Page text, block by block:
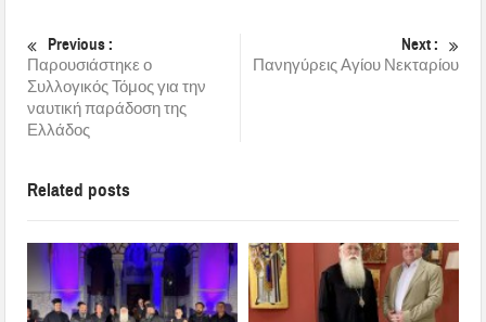
Previous :
Παρουσιάστηκε ο
Συλλογικός Τόμος για την
ναυτική παράδοση της
Ελλάδος
Next :
Πανηγύρεις Αγίου Νεκταρίου
Related posts